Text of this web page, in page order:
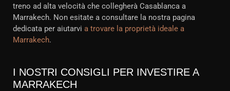
treno ad alta velocità che collegherà Casablanca a
Marrakech. Non esitate a consultare la nostra pagina
dedicata per aiutarvi a trovare la proprietà ideale a
Marrakech.
I NOSTRI CONSIGLI PER INVESTIRE A
MARRAKECH